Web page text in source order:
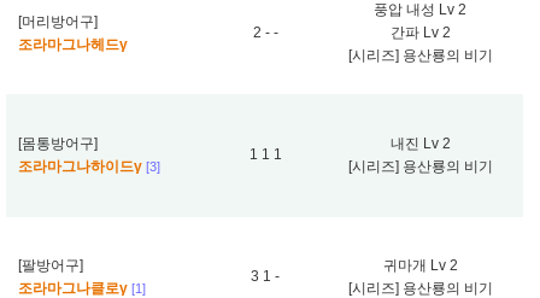
[머리방어구]
조라마그나헤드γ
2 - -
풍압 내성 Lv 2
간파 Lv 2
[시리즈] 용산룡의 비기
[몸통방어구]
조라마그나하이드γ [3]
1 1 1
내진 Lv 2
[시리즈] 용산룡의 비기
[팔방어구]
조라마그나클로γ [1]
3 1 -
귀마개 Lv 2
[시리즈] 용산룡의 비기